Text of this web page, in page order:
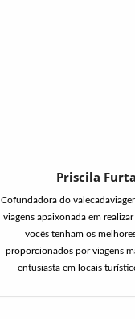
Priscila
Cofundadora do
viagens apaixonada em
vocês tenham os
proporcionados por viagens
entusiasta em locais